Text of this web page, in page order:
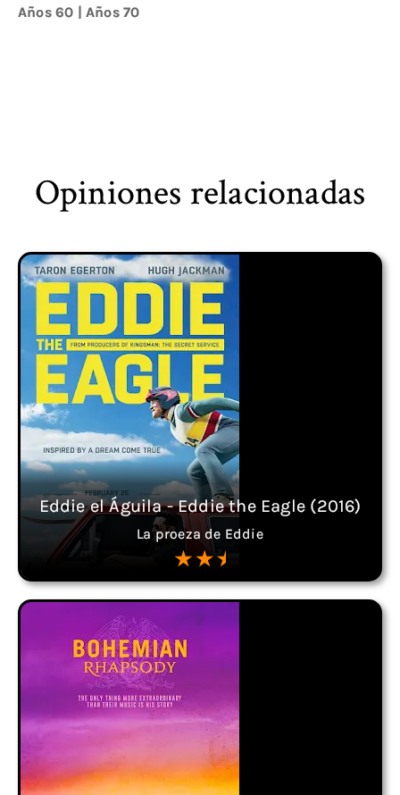
Años 60 |Años 70
Opiniones relacionadas
Eddie el Águila - Eddie the Eagle (2016)
La proeza de Eddie